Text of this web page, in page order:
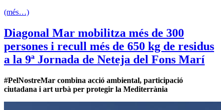
(més…)
Diagonal Mar mobilitza més de 300
persones i recull més de 650 kg de residus
a la 9ª Jornada de Neteja del Fons Marí
#PelNostreMar combina acció ambiental, participació
ciutadana i art urbà per protegir la Mediterrània